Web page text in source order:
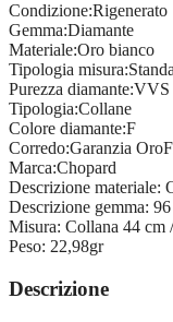
Condizione:Rigenerato
Gemma:Diamante
Materiale:Oro bianco
Tipologia misura:
Purezza diamante:VVS
Tipologia:Collane
Colore diamante:F
Corredo:Garanzia
Marca:Chopard
Descrizione materiale:
Descrizione gemma:
Misura: Collana 44 cm
Peso: 22,98gr
Descrizione